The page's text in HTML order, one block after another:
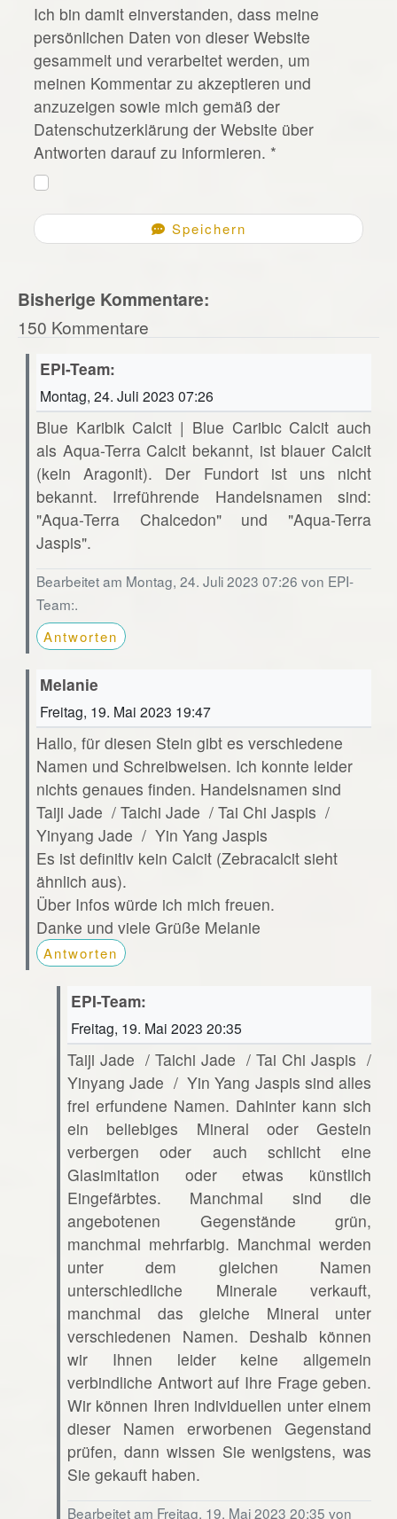
*
Ich bin damit einverstanden, dass meine
persönlichen Daten von dieser Website
gesammelt und verarbeitet werden, um
meinen Kommentar zu akzeptieren und
anzuzeigen sowie mich gemäß der
Datenschutzerklärung der Website über
Antworten darauf zu informieren. *
Speichern
Bisherige Kommentare:
150 Kommentare
EPI-Team:
Montag, 24. Juli 2023 07:26
Blue Karibik Calcit | Blue Caribic Calcit auch
als Aqua-Terra Calcit bekannt, ist blauer Calcit
(kein Aragonit). Der Fundort ist uns nicht
bekannt. Irreführende Handelsnamen sind:
"Aqua-Terra Chalcedon" und "Aqua-Terra
Jaspis".
Bearbeitet am Montag, 24. Juli 2023 07:26 von EPI-
Team:.
Antworten
Melanie
Freitag, 19. Mai 2023 19:47
Hallo, für diesen Stein gibt es verschiedene
Namen und Schreibweisen. Ich konnte leider
nichts genaues finden. Handelsnamen sind
Taiji Jade / Taichi Jade / Tai Chi Jaspis /
Yinyang Jade / Yin Yang Jaspis
Es ist definitiv kein Calcit (Zebracalcit sieht
ähnlich aus).
Über Infos würde ich mich freuen.
Danke und viele Grüße Melanie
Antworten
EPI-Team:
Freitag, 19. Mai 2023 20:35
Taiji Jade / Taichi Jade / Tai Chi Jaspis /
Yinyang Jade / Yin Yang Jaspis sind alles
frei erfundene Namen. Dahinter kann sich
ein beliebiges Mineral oder Gestein
verbergen oder auch schlicht eine
Glasimitation oder etwas künstlich
Eingefärbtes. Manchmal sind die
angebotenen Gegenstände grün,
manchmal mehrfarbig. Manchmal werden
unter dem gleichen Namen
unterschiedliche Minerale verkauft,
manchmal das gleiche Mineral unter
verschiedenen Namen. Deshalb können
wir Ihnen leider keine allgemein
verbindliche Antwort auf Ihre Frage geben.
Wir können Ihren individuellen unter einem
dieser Namen erworbenen Gegenstand
prüfen, dann wissen Sie wenigstens, was
Sie gekauft haben.
Bearbeitet am Freitag, 19. Mai 2023 20:35 von